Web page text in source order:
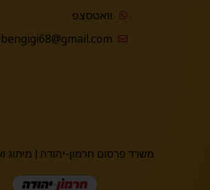
וואטסצפ
משרד פרסום חרמון-יהודה | מיתוג